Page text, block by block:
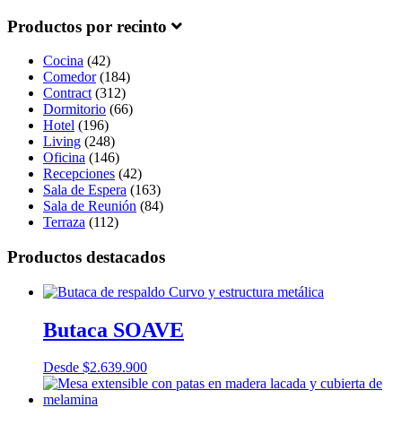
Productos por recinto
Cocina (42)
Comedor(184)
Contract (312)
Dormitorio (66)
Hotel (196)
Living (248)
Oficina (146)
Recepciones (42)
Sala de Espera (163)
Sala de Reunión (84)
Terraza (112)
Productos destacados
Butaca SOAVE
Desde $2.639.900